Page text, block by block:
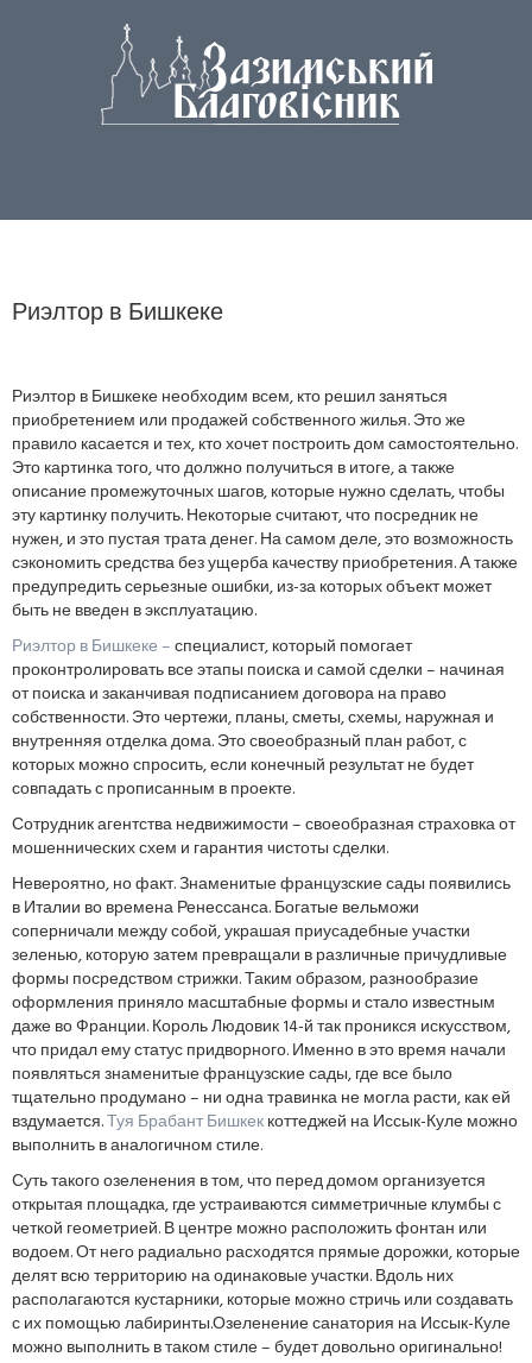
Риэлтор в Бишкеке
Риэлтор в Бишкеке необходим всем, кто решил заняться
приобретением или продажей собственного жилья. Это же
правило касается и тех, кто хочет построить дом самостоятельно.
Это картинка того, что должно получиться в итоге, а также
описание промежуточных шагов, которые нужно сделать, чтобы
эту картинку получить. Некоторые считают, что посредник не
нужен, и это пустая трата денег. На самом деле, это возможность
сэкономить средства без ущерба качеству приобретения. А также
предупредить серьезные ошибки, из-за которых объект может
быть не введен в эксплуатацию.
Риэлтор в Бишкеке –специалист, который помогает
проконтролировать все этапы поиска и самой сделки – начиная
от поиска и заканчивая подписанием договора на право
собственности. Это чертежи, планы, сметы, схемы, наружная и
внутренняя отделка дома. Это своеобразный план работ, с
которых можно спросить, если конечный результат не будет
совпадать с прописанным в проекте.
Сотрудник агентства недвижимости – своеобразная страховка от
мошеннических схем и гарантия чистоты сделки.
Невероятно, но факт. Знаменитые французские сады появились
в Италии во времена Ренессанса. Богатые вельможи
соперничали между собой, украшая приусадебные участки
зеленью, которую затем превращали в различные причудливые
формы посредством стрижки. Таким образом, разнообразие
оформления приняло масштабные формы и стало известным
даже во Франции. Король Людовик 14-й так проникся искусством,
что придал ему статус придворного. Именно в это время начали
появляться знаменитые французские сады, где все было
тщательно продумано – ни одна травинка не могла расти, как ей
вздумается.Туя Брабант Бишкеккоттеджей на Иссык-Куле можно
выполнить в аналогичном стиле.
Суть такого озеленения в том, что перед домом организуется
открытая площадка, где устраиваются симметричные клумбы с
четкой геометрией. В центре можно расположить фонтан или
водоем. От него радиально расходятся прямые дорожки, которые
делят всю территорию на одинаковые участки. Вдоль них
располагаются кустарники, которые можно стричь или создавать
с их помощью лабиринты.Озеленение санатория на Иссык-Куле
можно выполнить в таком стиле – будет довольно оригинально!